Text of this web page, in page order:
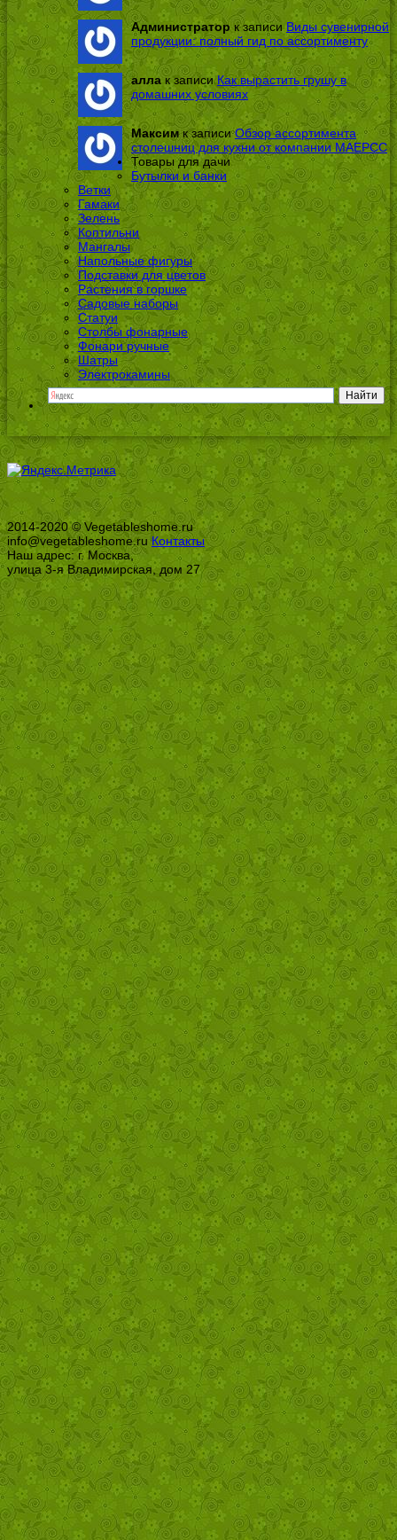
Администратор к записиВиды сувенирной
продукции: полный гид по ассортименту
аллак записиКак вырастить грушу в
домашних условиях
Максимк записиОбзор ассортимента
столешниц для кухни от компании МАЕРСС
Товары для дачи
Бутылки и банки
Ветки
Гамаки
Зелень
Коптильни
Мангалы
Напольные фигуры
Подставки для цветов
Растения в горшке
Садовые наборы
Статуи
Столбы фонарные
Фонари ручные
Шатры
Электрокамины
2014-2020 © Vegetableshome.ru
info@vegetableshome.ruКонтакты
Наш адрес: г. Москва,
улица 3-я Владимирская, дом 27